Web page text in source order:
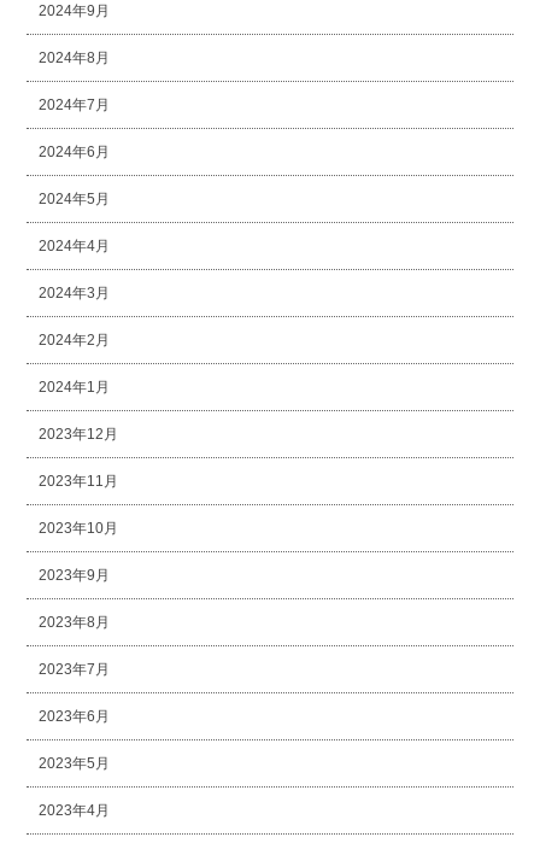
2024年9月
2024年8月
2024年7月
2024年6月
2024年5月
2024年4月
2024年3月
2024年2月
2024年1月
2023年12月
2023年11月
2023年10月
2023年9月
2023年8月
2023年7月
2023年6月
2023年5月
2023年4月